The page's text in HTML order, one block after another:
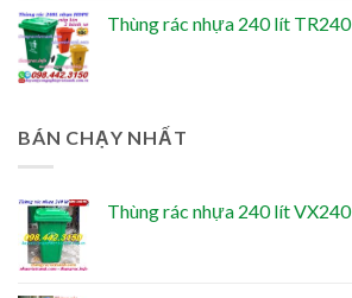
Thùng rác nhựa 240 lít TR240
BÁN CHẠY NHẤT
Thùng rác nhựa 240 lít VX240